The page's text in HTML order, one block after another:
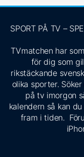
SPORT PÅ TV –
TVmatchen har
för dig som
rikstäckande
olika sporter.
på tv imorgon
kalendern så kan
fram i tiden.